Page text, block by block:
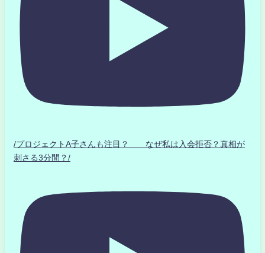
/プロジェクトA子さんも注目？ なぜ私は入会拒否？真相が
刺さる3分間？/